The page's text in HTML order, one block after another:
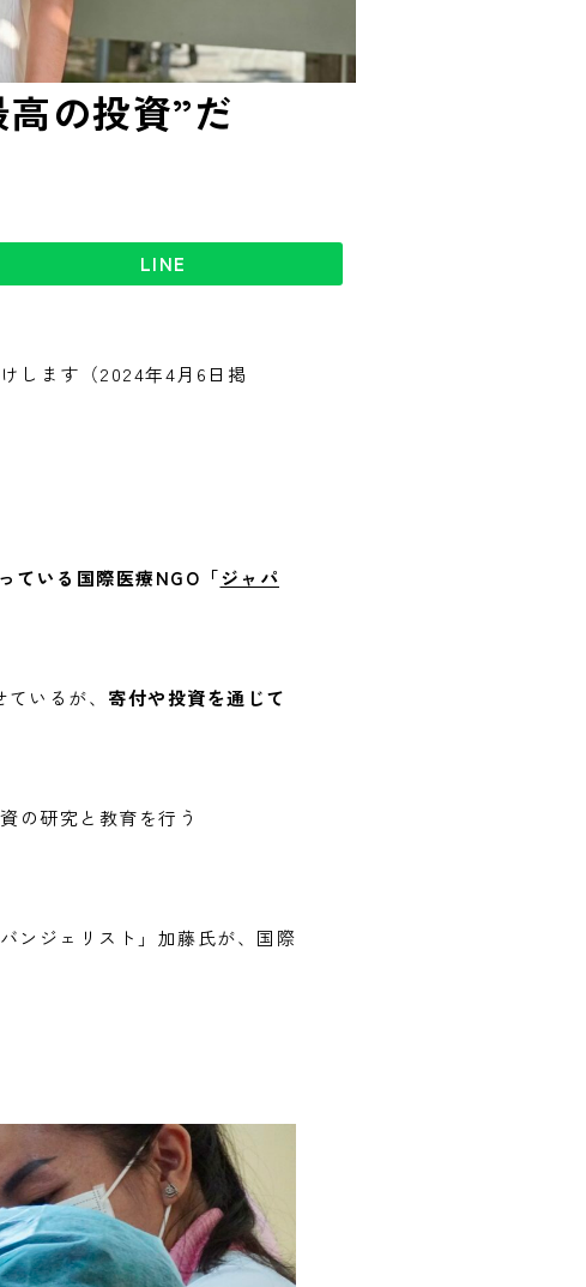
の投資”だ
LINE
します（2024年4月6日掲
ている国際医療NGO「ジャパ
いるが、 寄付や投資を通じて
の研究と教育を行う
ンジェリスト」加藤氏が、国際